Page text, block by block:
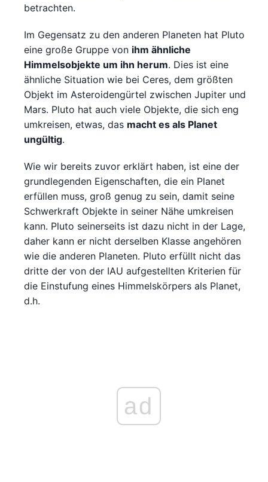
betrachten.
Im Gegensatz zu den anderen Planeten hat Pluto
eine große Gruppe von ihm ähnliche
Himmelsobjekte um ihn herum. Dies ist eine
ähnliche Situation wie bei Ceres, dem größten
Objekt im Asteroidengürtel zwischen Jupiter und
Mars. Pluto hat auch viele Objekte, die sich eng
umkreisen, etwas, das macht es als Planet
ungültig.
Wie wir bereits zuvor erklärt haben, ist eine der
grundlegenden Eigenschaften, die ein Planet
erfüllen muss, groß genug zu sein, damit seine
Schwerkraft Objekte in seiner Nähe umkreisen
kann. Pluto seinerseits ist dazu nicht in der Lage,
daher kann er nicht derselben Klasse angehören
wie die anderen Planeten. Pluto erfüllt nicht das
dritte der von der IAU aufgestellten Kriterien für
die Einstufung eines Himmelskörpers als Planet,
d.h.
ad